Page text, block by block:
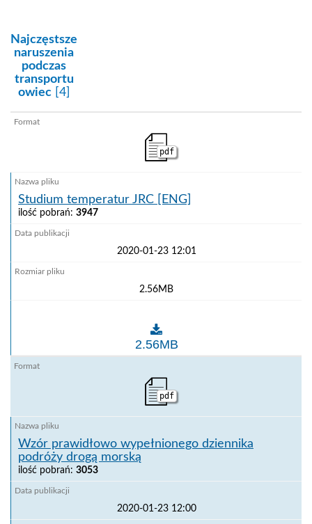
kategoria:
Najczęstsze
naruszenia
podczas
transportu
owiec[4]
pdf
Studium temperatur JRC [ENG]
ilość pobrań: 3947
2020-01-23 12:01
2.56MB
Studium temperatur JRC [ENG]
2.56MB
pdf
Wzór prawidłowo wypełnionego dziennika
podróży drogą morską
ilość pobrań: 3053
2020-01-23 12:00